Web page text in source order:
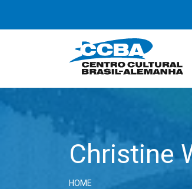
Christine
HOME